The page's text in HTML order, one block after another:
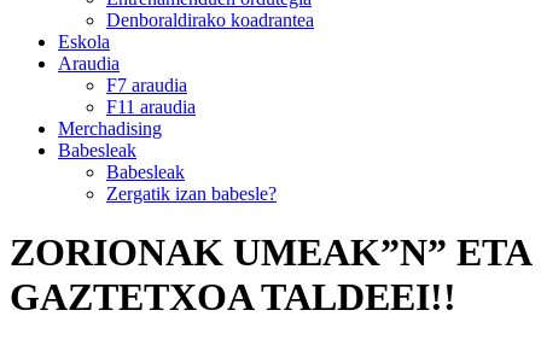
Denboraldirako koadrantea
Eskola
Araudia
F7 araudia
F11 araudia
Merchadising
Babesleak
Babesleak
Zergatik izan babesle?
ZORIONAK UMEAK”N” ETA
GAZTETXOA TALDEEI!!